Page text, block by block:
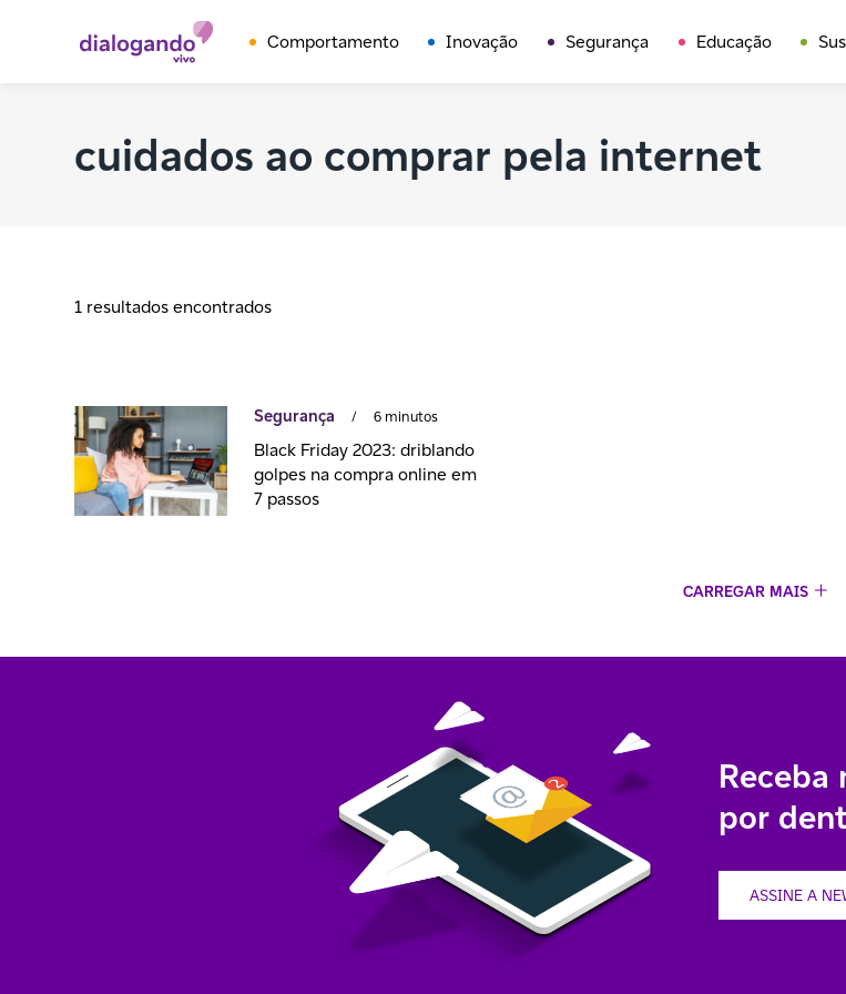
Comportamento Inovação Segurança Educação
cuidados ao comprar pela internet
1 resultados encontrados
Segurança / 6 minutos
Black Friday 2023: driblando
golpes na compra online em
7 passos
CARREGAR MAIS
Receba
por
ASSINE A